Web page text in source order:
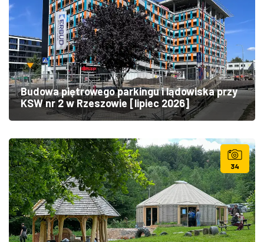
Budowa piętrowego parkingu i lądowiska przy
KSW nr 2 w Rzeszowie [lipiec 2026]
34